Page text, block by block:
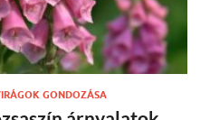
GONDOZÁSA